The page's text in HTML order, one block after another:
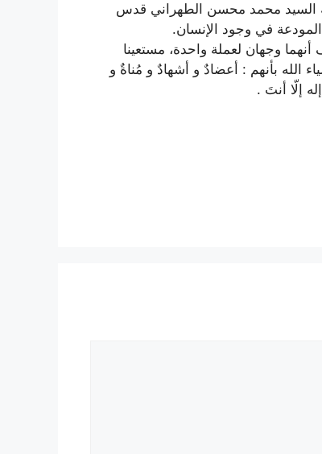
السيد محمد محسن الطهراني قدس
المودعة في وجود الإنسان.
وجهان لعملة واحدة، مستعينا
الله بأنهم : أعضادٌ و أشهادٌ و مُناةٌ و
إلّا أنتَ .